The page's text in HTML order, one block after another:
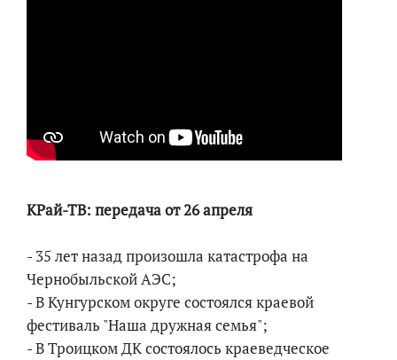
КРай-ТВ: передача от 26 апреля
- 35 лет назад произошла катастрофа на
Чернобыльской АЭС;
- В Кунгурском округе состоялся краевой
фестиваль "Наша дружная семья";
- В Троицком ДК состоялось краеведческое